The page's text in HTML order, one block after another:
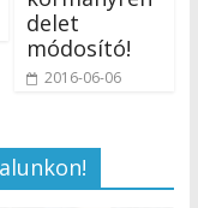
delet
módosító!
2016-06-06